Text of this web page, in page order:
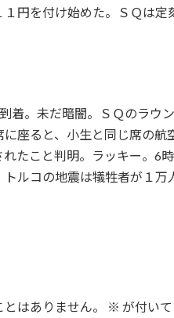
円を付け始めた。ＳＱは
着。未だ暗闇。ＳＱのラウ
座ると、小生と同じ席の
たこと判明。ラッキー。6
ルコの地震は犠牲者が１万
はありません。 ※ が付い